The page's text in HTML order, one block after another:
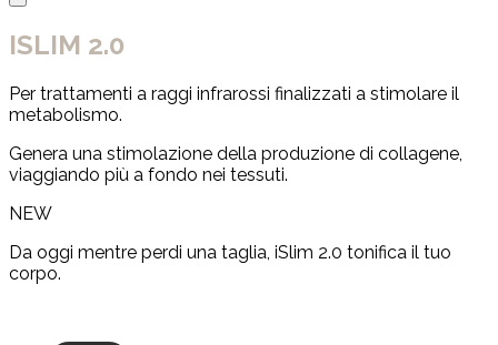
ISLIM 2.0
Per trattamenti a raggi infrarossi finalizzati a stimolare il
metabolismo.
Genera una stimolazione della produzione di collagene,
viaggiando più a fondo nei tessuti.
NEW
Da oggi mentre perdi una taglia, iSlim 2.0 tonifica il tuo
corpo.